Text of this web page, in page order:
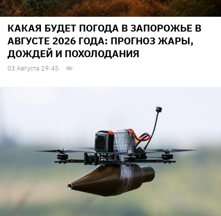
КАКАЯ БУДЕТ ПОГОДА В ЗАПОРОЖЬЕ В
АВГУСТЕ 2026 ГОДА: ПРОГНОЗ ЖАРЫ,
ДОЖДЕЙ И ПОХОЛОДАНИЯ
03 Августа 19:45